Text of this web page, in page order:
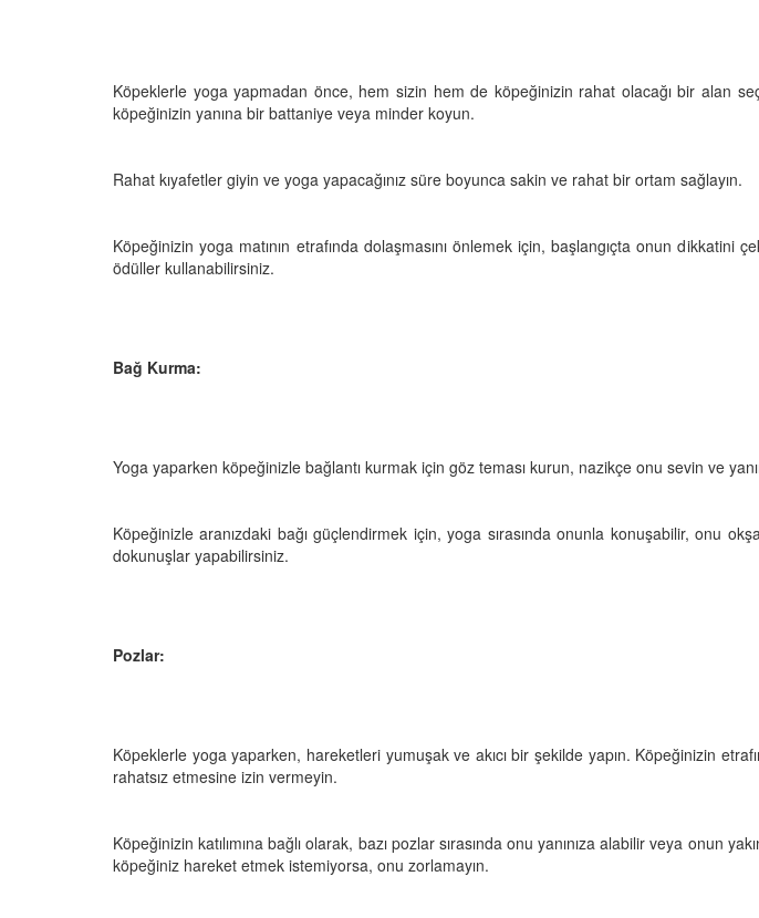
Köpeklerle yoga yapmadan önce, hem sizin hem de köpeğinizin rahat olacağı bir alan
köpeğinizin yanına bir battaniye veya minder koyun.
Rahat kıyafetler giyin ve yoga yapacağınız süre boyunca sakin ve rahat bir ortam sağlayın.
Köpeğinizin yoga matının etrafında dolaşmasını önlemek için, başlangıçta onun dikkatini
ödüller kullanabilirsiniz.
Bağ Kurma:
Yoga yaparken köpeğinizle bağlantı kurmak için göz teması kurun, nazikçe onu sevin ve
Köpeğinizle aranızdaki bağı güçlendirmek için, yoga sırasında onunla konuşabilir, onu
dokunuşlar yapabilirsiniz.
Pozlar:
Köpeklerle yoga yaparken, hareketleri yumuşak ve akıcı bir şekilde yapın. Köpeğinizin
rahatsız etmesine izin vermeyin.
Köpeğinizin katılımına bağlı olarak, bazı pozlar sırasında onu yanınıza alabilir veya onun
köpeğiniz hareket etmek istemiyorsa, onu zorlamayın.
Boş Duvara
22.10.2025
Görevleri: Savaş Meydanlarının
Dört Ayaklı Kahramanları
Oyun